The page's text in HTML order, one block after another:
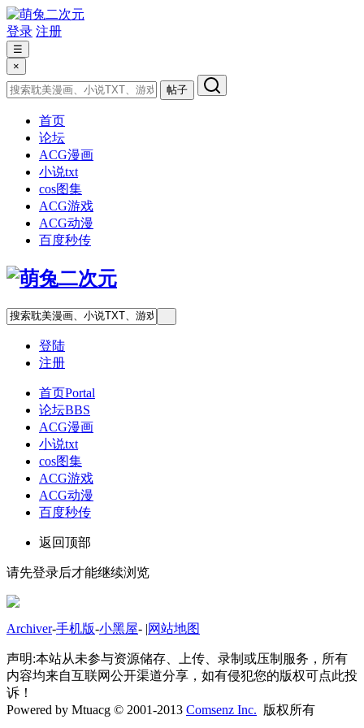
登录 注册
☰
×
帖子
首页
论坛
ACG漫画
小说txt
cos图集
ACG游戏
ACG动漫
百度秒传
登陆
注册
首页Portal
论坛BBS
ACG漫画
小说txt
cos图集
ACG游戏
ACG动漫
百度秒传
返回顶部
请先登录后才能继续浏览
Archiver-手机版-小黑屋- |网站地图
声明:本站从未参与资源储存、上传、录制或压制服务，所有
内容均来自互联网公开渠道分享，如有侵犯您的版权可点此投
诉！
Powered by Mtuacg © 2001-2013 Comsenz Inc. 版权所有